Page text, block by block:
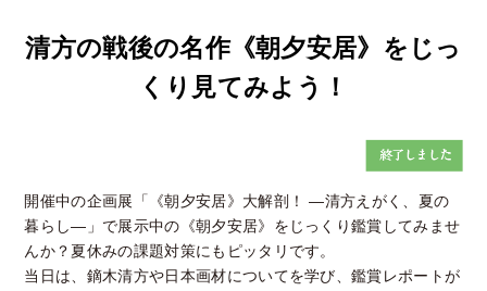
清方の戦後の名作《朝夕安居》をじっ
くり見てみよう！
開催中の企画展「《朝夕安居》大解剖！ —清方えがく、夏の
暮らし—」で展示中の《朝夕安居》をじっくり鑑賞してみませ
んか？夏休みの課題対策にもピッタリです。
当日は、鏑木清方や日本画材についてを学び、鑑賞レポートが